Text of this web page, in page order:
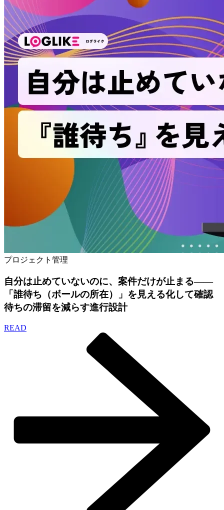
プロジェクト管理
自分は止めていないのに、案件だけが止まる——
「誰待ち（ボールの所在）」を見える化して確認
待ちの滞留を減らす進行設計
READ